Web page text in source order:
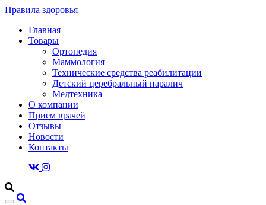
Правила здоровья
Главная
Товары
Ортопедия
Маммология
Технические средства реабилитации
Детский церебральный паралич
Медтехника
О компании
Прием врачей
Отзывы
Новости
Контакты